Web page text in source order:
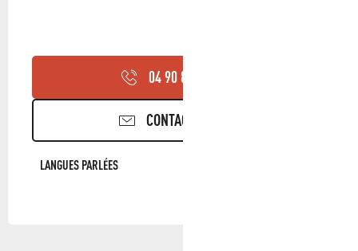
04 90 85 45
CONTACTEZ-NOUS
LANGUES PARLÉES
LANGUES PARLÉES